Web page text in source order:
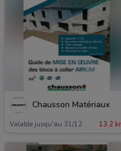
Chausson Matériaux
Valable jusqu'au 31/12 13.2